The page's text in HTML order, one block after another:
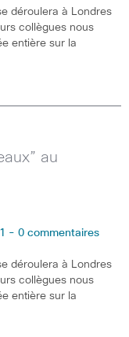
déroulera à Londres
collègues nous
entière sur la
au
- 0 commentaires
déroulera à Londres
collègues nous
entière sur la